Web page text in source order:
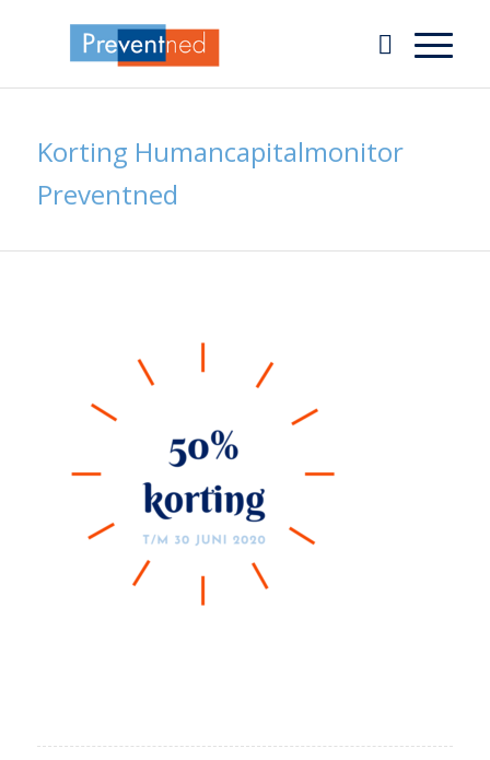
Korting Humancapitalmonitor
Preventned